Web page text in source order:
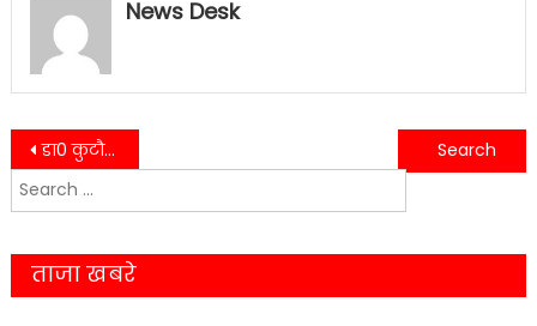
News Desk
Post
navigation
डा0 कुटौला को उज्जवल भविष्य की कामना कर दी गई। भाव-भीनी विदाई……
उत्तराखंड के बेरोज़गार युवाओं के लिए अच्छी खबर,रिक्त पड़े पदों पर आई भर्ती की विज्ञप्ति जारी……
Search
for:
ताजा खबरे